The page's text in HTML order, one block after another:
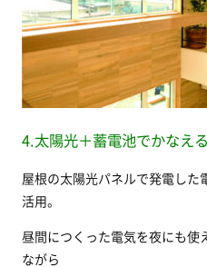
4.太陽光＋蓄電池でかなえ
屋根の太陽光パネルで発電した
活用。
昼間につくった電気を夜にも使
ながら